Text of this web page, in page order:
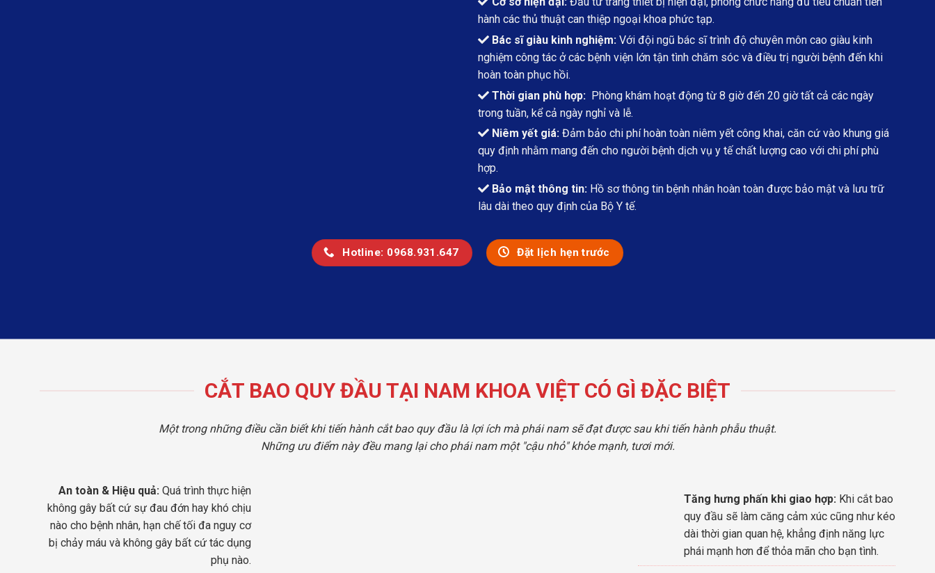
hành các thủ thuật can thiệp ngoại khoa phức tạp.
Bác sĩ giàu kinh nghiệm: Với đội ngũ bác sĩ trình độ chuyên môn cao giàu kinh
nghiệm công tác ở các bệnh viện lớn tận tình chăm sóc và điều trị người bệnh đến khi
hoàn toàn phục hồi.
Thời gian phù hợp: Phòng khám hoạt động từ 8 giờ đến 20 giờ tất cả các ngày
trong tuần, kể cả ngày nghỉ và lễ.
Niêm yết giá: Đảm bảo chi phí hoàn toàn niêm yết công khai, căn cứ vào khung giá
quy định nhằm mang đến cho người bệnh dịch vụ y tế chất lượng cao với chi phí phù
hợp.
Bảo mật thông tin: Hồ sơ thông tin bệnh nhân hoàn toàn được bảo mật và lưu trữ
lâu dài theo quy định của Bộ Y tế.
Hotline: 0968.931.647 Đặt lịch hẹn trước
CẮT BAO QUY ĐẦU TẠI NAM KHOA VIỆT CÓ GÌ ĐẶC BIỆT
Một trong những điều cần biết khi tiến hành cắt bao quy đầu là lợi ích mà phái nam sẽ đạt được sau khi tiến hành phẫu thuật.
Những ưu điểm này đều mang lại cho phái nam một "cậu nhỏ" khỏe mạnh, tươi mới.
An toàn & Hiệu quả: Quá trình thực hiện
không gây bất cứ sự đau đớn hay khó chịu
nào cho bệnh nhân, hạn chế tối đa nguy cơ
bị chảy máu và không gây bất cứ tác dụng
phụ nào.
Tăng hưng phấn khi giao hợp: Khi cắt bao
quy đầu sẽ làm căng cảm xúc cũng như kéo
dài thời gian quan hệ, khẳng định năng lực
phái mạnh hơn để thỏa mãn cho bạn tình.